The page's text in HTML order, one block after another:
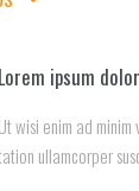
Lorem ipsum dolor
Ut wisi enim ad
ullamcorper